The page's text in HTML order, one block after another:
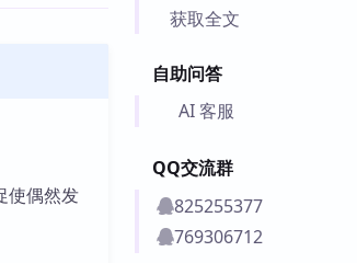
Zettelkasten 实践示例
获取全文
自助问答
AI 客服
QQ交流群
825255377
769306712
使偶然发